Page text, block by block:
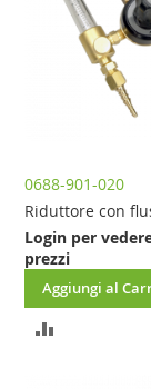
0688-901-020
Riduttore con
Login per
prezzi
Aggiungi al
AGGIUNGI